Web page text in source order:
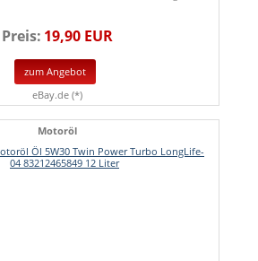
Preis: 19,90 EUR
zum Angebot
eBay.de (*)
Motoröl